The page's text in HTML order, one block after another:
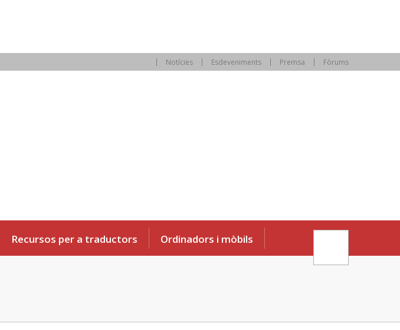
Notícies Esdeveniments Premsa Fòrums
Recursos per a traductors Ordinadors i mòbils